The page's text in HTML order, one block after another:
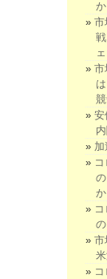
市
市
安
市